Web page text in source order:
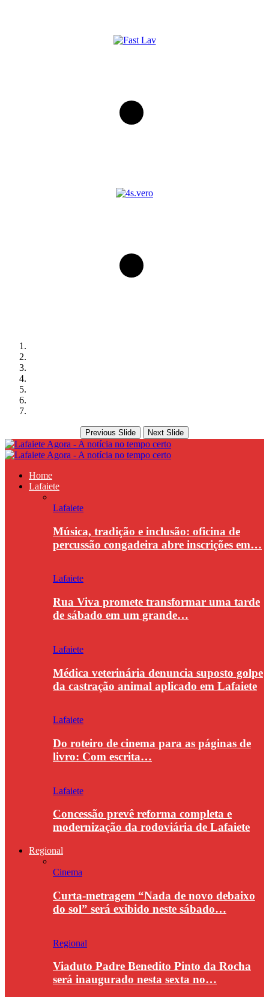
Previous Slide Next Slide
Home
Lafaiete
Lafaiete
Música, tradição e inclusão: oficina de
percussão congadeira abre inscrições em…
Lafaiete
Rua Viva promete transformar uma tarde
de sábado em um grande…
Lafaiete
Médica veterinária denuncia suposto golpe
da castração animal aplicado em Lafaiete
Lafaiete
Do roteiro de cinema para as páginas de
livro: Com escrita…
Lafaiete
Concessão prevê reforma completa e
modernização da rodoviária de Lafaiete
Regional
Cinema
Curta-metragem “Nada de novo debaixo
do sol” será exibido neste sábado…
Regional
Viaduto Padre Benedito Pinto da Rocha
será inaugurado nesta sexta no…